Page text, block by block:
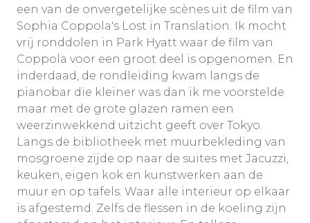
een van de onvergetelijke scènes uit de film van
Sophia Coppola's Lost in Translation. Ik mocht
vrij ronddolen in Park Hyatt waar de film van
Coppola voor een groot deel is opgenomen. En
inderdaad, de rondleiding kwam langs de
pianobar die kleiner was dan ik me voorstelde
maar met de grote glazen ramen een
weerzinwekkend uitzicht geeft over Tokyo.
Langs de bibliotheek met muurbekleding van
mosgroene zijde op naar de suites met Jacuzzi,
keuken, eigen kok en kunstwerken aan de
muur en op tafels. Waar alle interieur op elkaar
is afgestemd. Zelfs de flessen in de koeling zijn